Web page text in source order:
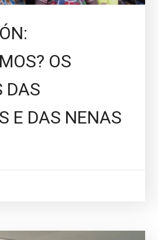
OS
DAS
E DAS NENAS